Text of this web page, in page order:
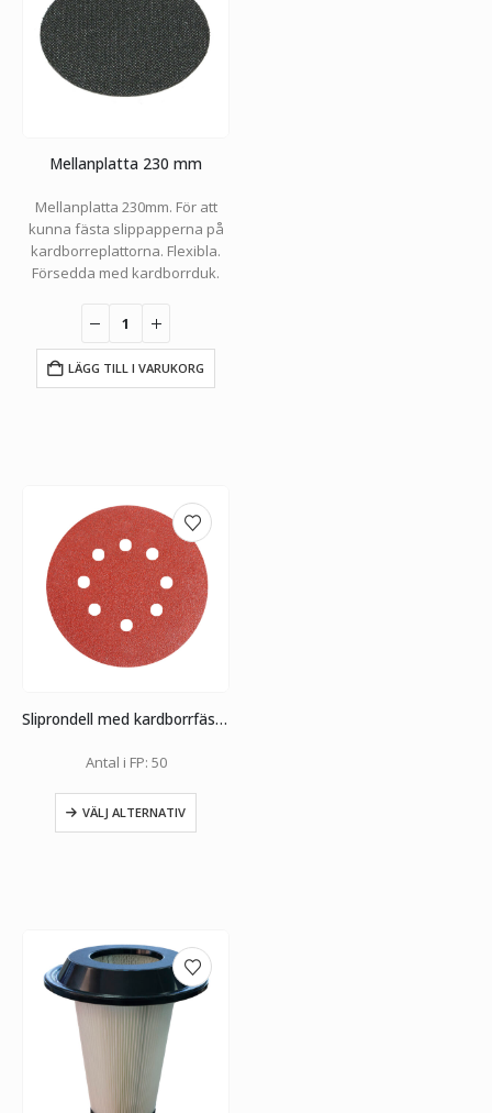
Mellanplatta 230 mm
Mellanplatta 230mm. För att
kunna fästa slippapperna på
kardborreplattorna. Flexibla.
Försedda med kardborrduk.
LÄGG TILL I VARUKORG
Sliprondell med kardborrfäste och hålbild 125 mm
Antal i FP: 50
VÄLJ ALTERNATIV